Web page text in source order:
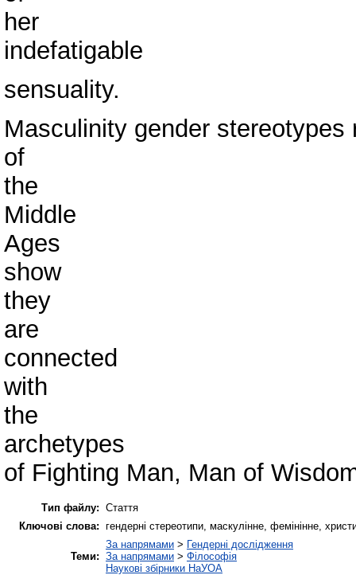
her
indefatigable
sensuality.
Masculinity gender
of
the
Middle
Ages
show
they
are
connected
with
the
archetypes
of Fighting Man, Man of
Тип файлу: Стаття
Ключові слова: гендерні стереотипи, маскулінне, фемінінне,
Теми:
За напрямами > Гендерні дослідження
За напрямами > Філософія
Наукові збірники НаУОА